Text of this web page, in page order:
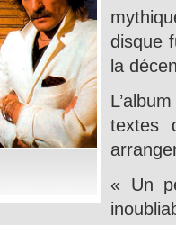
disque
la
textes
« Un